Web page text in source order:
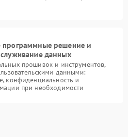
программные решение и
данных
прошивок и инструментов,
данными:
конфиденциальность и
при необходимости